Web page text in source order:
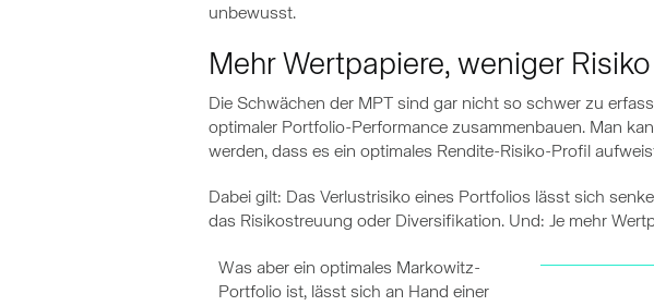
unbewusst.
Mehr Wertpapiere, weniger Risiko
Die Schwächen der MPT sind gar nicht so schwer zu
optimaler Portfolio-Performance zusammenbauen. Man
werden, dass es ein optimales Rendite-Risiko-Profil
Dabei gilt: Das Verlustrisiko eines Portfolios lässt sich
das Risikostreuung oder Diversifikation. Und: Je mehr
Was aber ein optimales Markowitz-
Portfolio ist, lässt sich an Hand einer